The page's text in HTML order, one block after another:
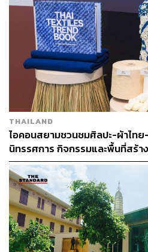
หมอหยิน – พญ.ศันสนี
หมอหยิน บอกว่า สิ่งที่ Viva
สรรและดีไซน์การรักษาที่เหมาะ
เดินมาเพราะมีปัญหาเรื่องความ
แก้ปัญหาไม่จำเป็นต้องใช้เครื่องมื
เหตุผลที่เราจะต้องดีไซน์การรักษ
ดีไซน์การรักษาเฉพาะบุคคลด้ว
เป็นข้อได้เปรียบที่ Viva Clinic มี
เหมือนคนในครอบครัวอยู่แล้ว
THAILAND
ไอคอนสยามชวนชมศิลปะ-ผ้าไท
นิทรรศการ กิจกรรมและพื้นที่สร้
แม่ [ADVERTORIAL]